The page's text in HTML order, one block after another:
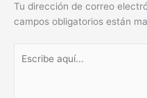
Tu dirección de correo
campos obligatorios están
aquí...